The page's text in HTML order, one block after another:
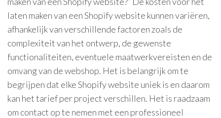
laten maken van een Shopify website kunnen variëren,
afhankelijk van verschillende factoren zoals de
complexiteit van het ontwerp, de gewenste
functionaliteiten, eventuele maatwerkvereisten en de
omvang van de webshop. Het is belangrijk om te
begrijpen dat elke Shopify website uniek is en daarom
kan het tarief per project verschillen. Het is raadzaam
om contact op te nemen met een professioneel